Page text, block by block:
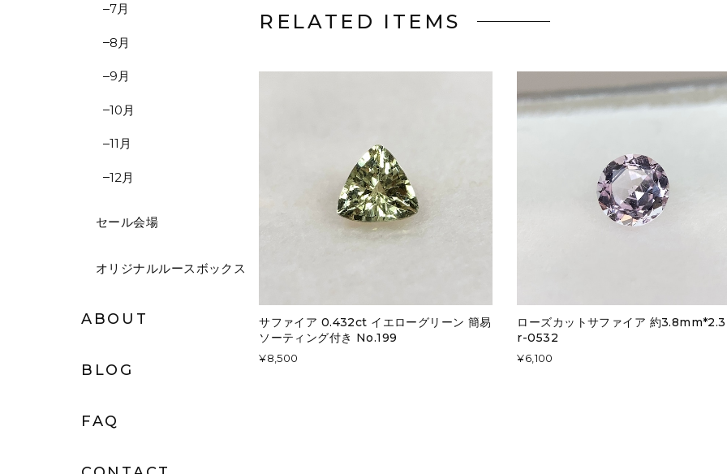
7月
8月
9月
10月
11月
12月
セール会場
オリジナルルースボックス
ABOUT
BLOG
FAQ
RELATED ITEMS
サファイア 0.432ct イエローグリーン 簡易
ソーティング付き No.199
¥8,500
ローズカットサファイア 約
r-0532
¥6,100